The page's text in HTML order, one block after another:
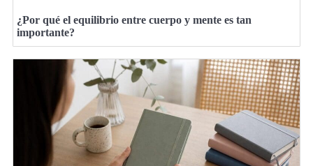
¿Por qué el equilibrio entre cuerpo y mente es tan
importante?